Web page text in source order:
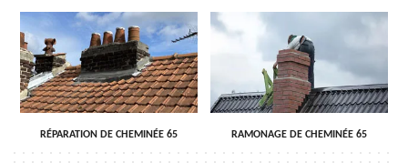
RÉPARATION DE CHEMINÉE 65 RAMONAGE DE CHEMINÉE 65